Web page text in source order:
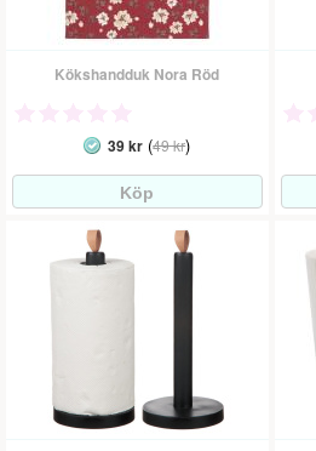
Kökshandduk Nora Röd
39 kr (49 kr)